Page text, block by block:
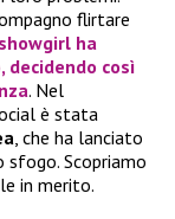
flirtare
ha
così
. Nel
è stata
, che ha lanciato
sfogo. Scopriamo
in merito.